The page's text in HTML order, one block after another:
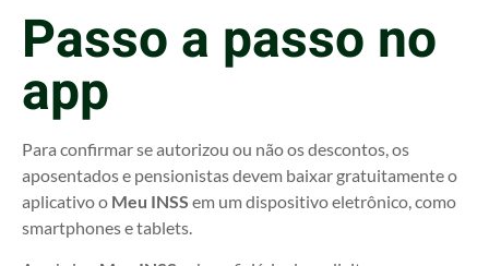
Passo a passo no
app
Para confirmar se autorizou ou não os descontos, os
aposentados e pensionistas devem baixar gratuitamente o
aplicativo o Meu INSS em um dispositivo eletrônico, como
smartphones e tablets.